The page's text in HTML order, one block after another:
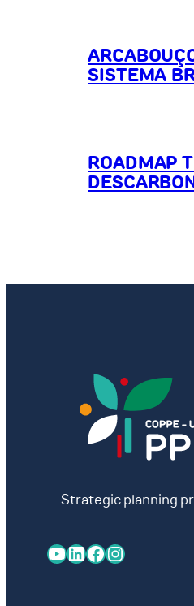
SISTEMA
ROADMAP
Strategic planning
YouTube LinkedIn Facebook Instagram